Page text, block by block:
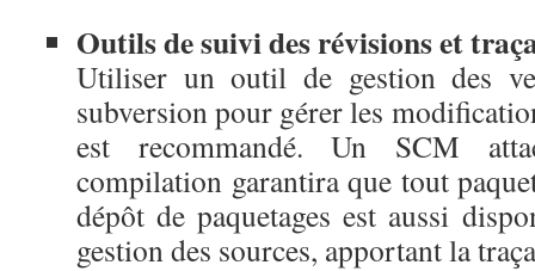
Outils de suivi des révisions et
Utiliser un outil de gestion des
subversion pour gérer les
est recommandé. Un SCM
compilation garantira que tout
dépôt de paquetages est aussi
gestion des sources, apportant la